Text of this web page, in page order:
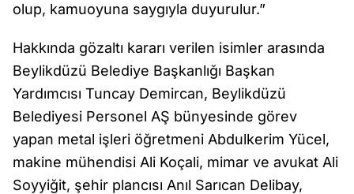
olup, kamuoyuna saygıyla duyurulur.”
Hakkında gözaltı kararı verilen isimler arasında
Beylikdüzü Belediye Başkanlığı Başkan
Yardımcısı Tuncay Demircan, Beylikdüzü
Belediyesi Personel AŞ bünyesinde görev
yapan metal işleri öğretmeni Abdulkerim Yücel,
makine mühendisi Ali Koçali, mimar ve avukat Ali
Soyyiğit, şehir plancısı Anıl Sarıcan Delibay,